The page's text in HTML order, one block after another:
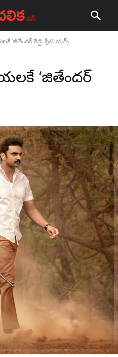
‘జితేందర్ రెడ్డి’ ప్రీమియర్స్
‘జితేందర్